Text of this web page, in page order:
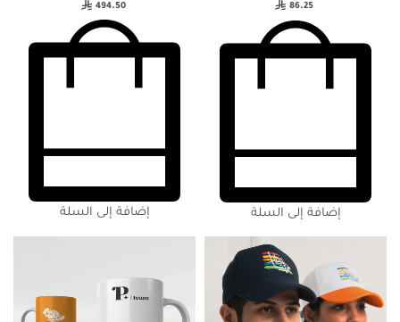
86.25
إضافة إلى السلة
494.50
إضافة إلى السلة